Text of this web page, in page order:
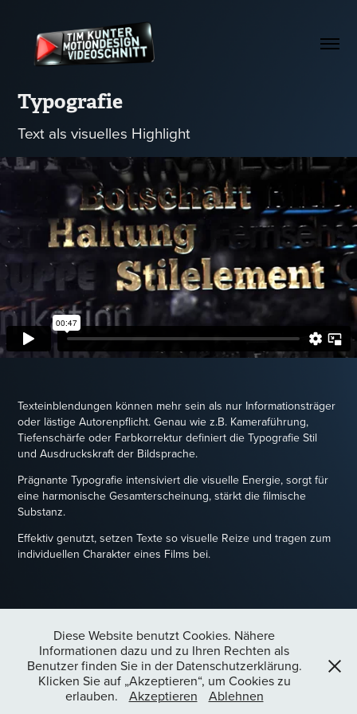
Typografie
Text als visuelles Highlight
Texteinblendungen können mehr sein als nur Informationsträger
oder lästige Autorenpflicht. Genau wie z.B. Kameraführung,
Tiefenschärfe oder Farbkorrektur definiert die Typografie Stil
und Ausdruckskraft der Bildsprache.
Prägnante Typografie intensiviert die visuelle Energie, sorgt für
eine harmonische Gesamterscheinung, stärkt die filmische
Substanz.
Effektiv genutzt, setzen Texte so visuelle Reize und tragen zum
individuellen Charakter eines Films bei.
↑ Zurück nach oben
Tim Kunter, 2026
Diese Website benutzt Cookies. Nähere
Informationen dazu und zu Ihren Rechten als
Benutzer finden Sie in der Datenschutzerklärung.
Klicken Sie auf „Akzeptieren“, um Cookies zu
erlauben.
Akzeptieren Ablehnen